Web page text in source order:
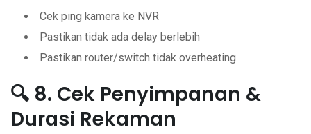
Cek ping kamera ke NVR
Pastikan tidak ada delay berlebih
Pastikan router/switch tidak overheating
🔍 8. Cek Penyimpanan &
Durasi Rekaman